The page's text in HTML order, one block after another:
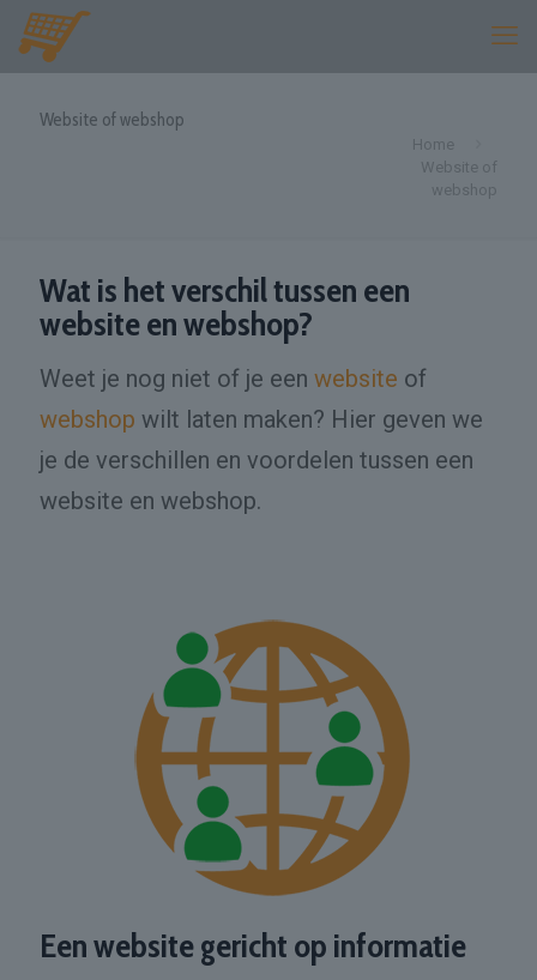
Website of webshop
Home
Website of
webshop
Wat is het verschil tussen een
website en webshop?
Weet je nog niet of je een website of
webshop wilt laten maken? Hier geven we
je de verschillen en voordelen tussen een
website en webshop.
Een website gericht op informatie